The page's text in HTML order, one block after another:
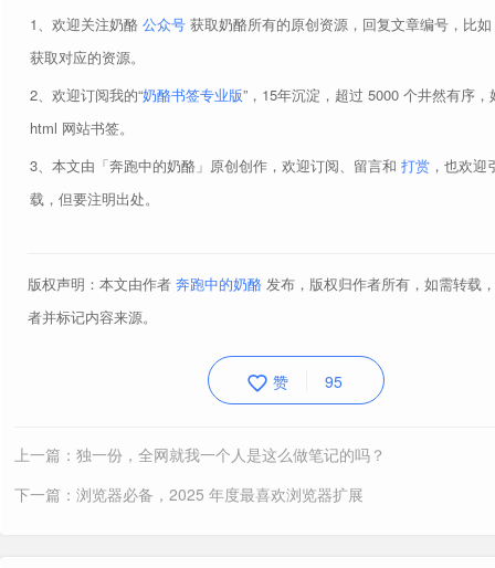
欢迎关注奶酪 公众号 获取奶酪所有的原创资源，回复文章编号，比如
获取对应的资源。
欢迎订阅我的“奶酪书签专业版”，15年沉淀，超过 5000 个井然有序，
html 网站书签。
本文由「奔跑中的奶酪」原创创作，欢迎订阅、留言和 打赏 ，也欢
载，但要注明出处。
版权声明：本文由作者 奔跑中的奶酪 发布，版权归作者所有，如需转载
者并标记内容来源。
赞 95
上一篇：独一份，全网就我一个人是这么做笔记的吗？
下一篇：浏览器必备，2025 年度最喜欢浏览器扩展